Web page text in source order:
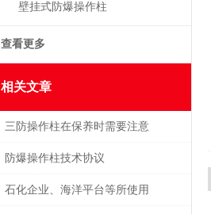
壁挂式防爆操作柱
查看更多
相关文章
三防操作柱在保养时需要注意
的事项
防爆操作柱技术协议
石化企业、海洋平台等所使用